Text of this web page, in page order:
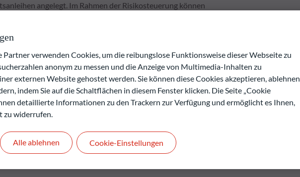
angelegt. Im Rahmen der Risikosteuerung können
Fondsmanager identifiziert auf Basis von ökonomischen,
und wählt Anlagetitel aus, die von diesen
werden über einen hochkonzentrierten Ansatz
bewährten risiko-adjustierten Investmentansatz. Dieser
Die Wertpapiere für den Fonds werden durch den
keine Rückschlüsse auf die künftige
Partner verwenden Cookies, um die reibungslose Funktionsweise dieser Webseite zu
anonym zu messen und die Anzeige von Multimedia-Inhalten zu
externen Website gehostet werden. Sie können diese Cookies akzeptieren, ablehnen
indem Sie auf die Schaltflächen in diesem Fenster klicken. Die Seite „Cookie
detaillierte Informationen zu den Trackern zur Verfügung und ermöglicht es Ihnen,
zu widerrufen.
Alle ablehnen Cookie-Einstellungen